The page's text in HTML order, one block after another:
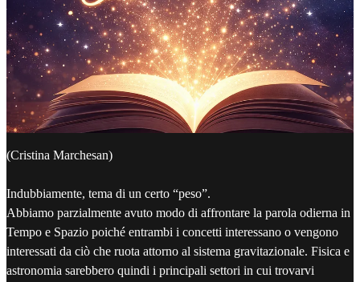
(Cristina Marchesan)
Indubbiamente, tema di un certo “peso”.
Abbiamo parzialmente avuto modo di affrontare la parola odierna in
Tempo e Spazio poiché entrambi i concetti interessano o vengono
interessati da ciò che ruota attorno al sistema gravitazionale. Fisica e
astronomia sarebbero quindi i principali settori in cui trovarvi